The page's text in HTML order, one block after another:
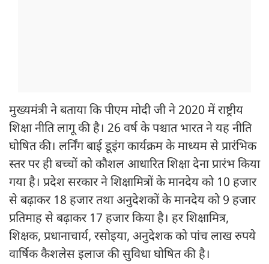
मुख्यमंत्री ने बताया कि पीएम मोदी जी ने 2020 में राष्ट्रीय
शिक्षा नीति लागू की है। 26 वर्ष के पश्चात भारत ने यह नीति
घोषित की। लर्निंग बाई डूइंग कार्यक्रम के माध्यम से प्रारंभिक
स्तर पर ही बच्चों को कौशल आधारित शिक्षा देना प्रारंभ किया
गया है। प्रदेश सरकार ने शिक्षामित्रों के मानदेय को 10 हजार
से बढ़ाकर 18 हजार तथा अनुदेशकों के मानदेय को 9 हजार
प्रतिमाह से बढ़ाकर 17 हजार किया है। हर शिक्षामित्र,
शिक्षक, प्रधानाचार्य, रसोइया, अनुदेशक को पांच लाख रुपये
वार्षिक कैशलेस इलाज की सुविधा घोषित की है।